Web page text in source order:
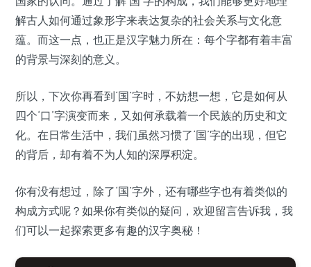
解古人如何通过象形字来表达复杂的社会关系与文化意
蕴。而这一点，也正是汉字魅力所在：每个字都有着丰富
的背景与深刻的意义。
所以，下次你再看到‘国’字时，不妨想一想，它是如何从
四个‘口’字演变而来，又如何承载着一个民族的历史和文
化。在日常生活中，我们虽然习惯了‘国’字的出现，但它
的背后，却有着不为人知的深厚积淀。
你有没有想过，除了‘国’字外，还有哪些字也有着类似的
构成方式呢？如果你有类似的疑问，欢迎留言告诉我，我
们可以一起探索更多有趣的汉字奥秘！